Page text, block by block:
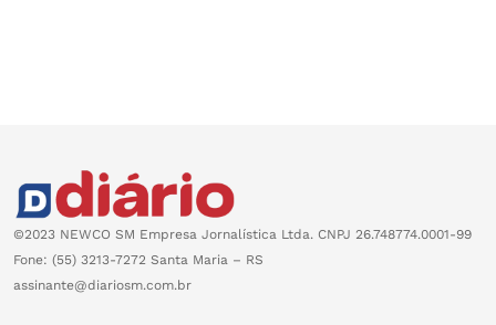
©2023 NEWCO SM Empresa Jornalística Ltda. CNPJ 26.748774.0001-99
Fone: (55) 3213-7272 Santa Maria – RS
assinante@diariosm.com.br